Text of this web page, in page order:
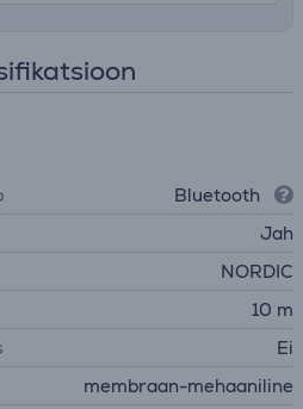
Bluetooth
Jah
NORDIC
10 m
Ei
membraan-mehaaniline